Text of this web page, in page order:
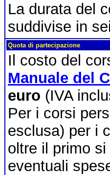
La durata del
suddivise in
Quota di partecipazione
Il costo del
Manuale del
euro (IVA
Per i corsi
esclusa) per i
oltre il primo
eventuali